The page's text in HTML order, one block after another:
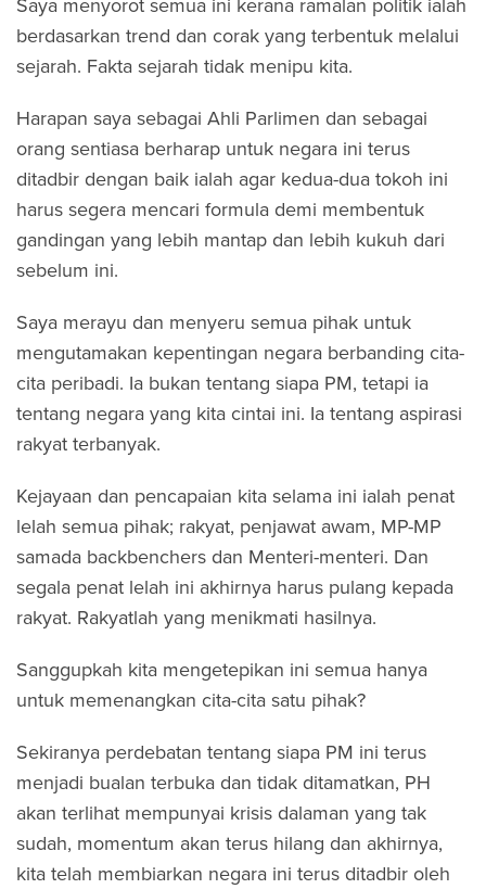
berdasarkan trend dan corak yang terbentuk melalui
sejarah. Fakta sejarah tidak menipu kita.
Harapan saya sebagai Ahli Parlimen dan sebagai
orang sentiasa berharap untuk negara ini terus
ditadbir dengan baik ialah agar kedua-dua tokoh ini
harus segera mencari formula demi membentuk
gandingan yang lebih mantap dan lebih kukuh dari
sebelum ini.
Saya merayu dan menyeru semua pihak untuk
mengutamakan kepentingan negara berbanding cita-
cita peribadi. Ia bukan tentang siapa PM, tetapi ia
tentang negara yang kita cintai ini. Ia tentang aspirasi
rakyat terbanyak.
Kejayaan dan pencapaian kita selama ini ialah penat
lelah semua pihak; rakyat, penjawat awam, MP-MP
samada backbenchers dan Menteri-menteri. Dan
segala penat lelah ini akhirnya harus pulang kepada
rakyat. Rakyatlah yang menikmati hasilnya.
Sanggupkah kita mengetepikan ini semua hanya
untuk memenangkan cita-cita satu pihak?
Sekiranya perdebatan tentang siapa PM ini terus
menjadi bualan terbuka dan tidak ditamatkan, PH
akan terlihat mempunyai krisis dalaman yang tak
sudah, momentum akan terus hilang dan akhirnya,
kita telah membiarkan negara ini terus ditadbir oleh